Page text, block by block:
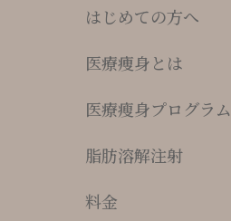
はじめての方へ
医療痩身とは
医療瘦身プログラム
脂肪溶解注射
料金